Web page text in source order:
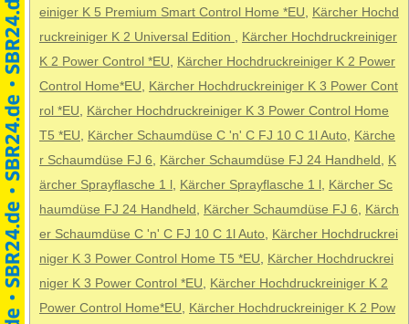
einiger K 5 Premium Smart Control Home *EU
Kärcher Hochd
ruckreiniger K 2 Universal Edition
Kärcher Hochdruckreiniger
K 2 Power Control *EU
Kärcher Hochdruckreiniger K 2 Power
Control Home*EU
Kärcher Hochdruckreiniger K 3 Power Cont
rol *EU
Kärcher Hochdruckreiniger K 3 Power Control Home
T5 *EU
Kärcher Schaumdüse C 'n' C FJ 10 C 1l Auto Kärche
r Schaumdüse FJ 6
Kärcher Schaumdüse FJ 24 Handheld
K
ärcher Sprayflasche 1 l Kärcher Sprayflasche 1 l Kärcher Sc
haumdüse FJ 24 Handheld
Kärcher Schaumdüse FJ 6
Kärch
er Schaumdüse C 'n' C FJ 10 C 1l Auto Kärcher Hochdruckrei
niger K 3 Power Control Home T5 *EU
Kärcher Hochdruckrei
niger K 3 Power Control *EU
Kärcher Hochdruckreiniger K 2
Power Control Home*EU
Kärcher Hochdruckreiniger K 2 Pow